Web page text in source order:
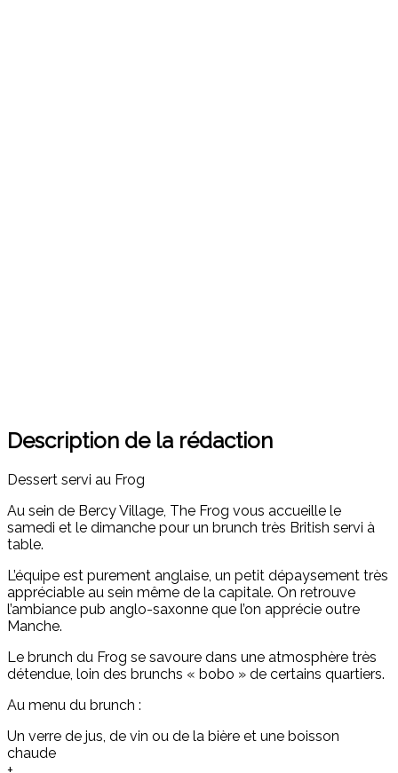
Description de la rédaction
Dessert servi au Frog
Au sein de Bercy Village, The Frog vous accueille le
samedi et le dimanche pour un brunch très British servi à
table.
L’équipe est purement anglaise, un petit dépaysement très
appréciable au sein même de la capitale. On retrouve
l’ambiance pub anglo-saxonne que l’on apprécie outre
Manche.
Le brunch du Frog se savoure dans une atmosphère très
détendue, loin des brunchs « bobo » de certains quartiers.
Au menu du brunch :
Un verre de jus, de vin ou de la bière et une boisson
chaude